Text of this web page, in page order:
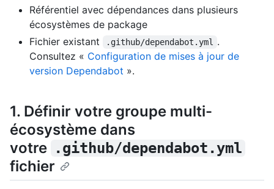
Référentiel avec dépendances dans plusieurs
écosystèmes de package
Fichier existant
.github/dependabot.yml
.
Consultez « Configuration de mises à jour de
version Dependabot ».
1. Définir votre groupe multi-
écosystème dans
votre .github/dependabot.yml
fichier